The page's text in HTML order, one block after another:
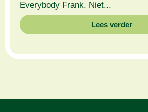
Everybody Frank. Niet...
Lees verder